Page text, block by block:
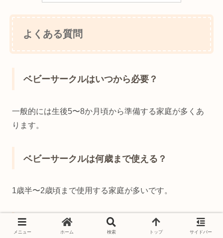
よくある質問
ベビーサークルはいつから必要？
一般的には生後5〜8か月頃から準備する家庭が多くあ
ります。
ベビーサークルは何歳まで使える？
1歳半〜2歳頃まで使用する家庭が多いです。
ベビーゲートとの違いは？
メニュー ホーム 検索 トップ サイドバー